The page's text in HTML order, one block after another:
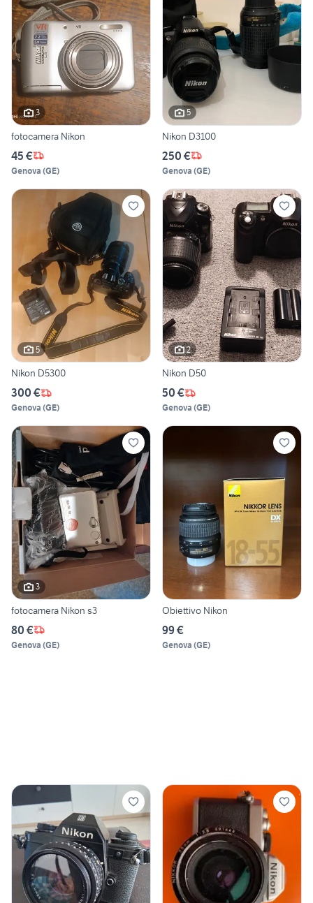
3
fotocamera Nikon
45 €
Genova (GE)
5
Nikon D3100
250 €
Genova (GE)
5
Nikon D5300
300 €
Genova (GE)
2
Nikon D50
50 €
Genova (GE)
3
fotocamera Nikon s3
80 €
Genova (GE)
Obiettivo Nikon
99 €
Genova (GE)